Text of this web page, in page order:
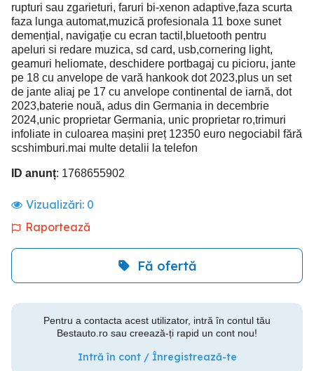
rupturi sau zgarieturi, faruri bi-xenon adaptive,faza scurta
faza lunga automat,muzică profesionala 11 boxe sunet
demențial, navigație cu ecran tactil,bluetooth pentru
apeluri si redare muzica, sd card, usb,cornering light,
geamuri heliomate, deschidere portbagaj cu picioru, jante
pe 18 cu anvelope de vară hankook dot 2023,plus un set
de jante aliaj pe 17 cu anvelope continental de iarnă, dot
2023,baterie nouă, adus din Germania in decembrie
2024,unic proprietar Germania, unic proprietar ro,trimuri
infoliate in culoarea mașini preț 12350 euro negociabil fără
scshimburi.mai multe detalii la telefon
ID anunț: 1768655902
Vizualizări: 0
Raportează
Fă ofertă
Pentru a contacta acest utilizator, intră în contul tău
Bestauto.ro sau creează-ți rapid un cont nou!
Intră în cont / Înregistrează-te